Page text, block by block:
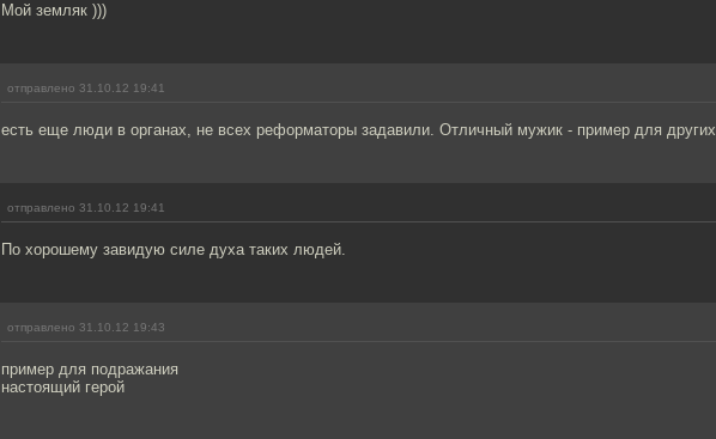
Мой земляк )))
отправлено 31.10.12 19:41
есть еще люди в органах, не всех реформаторы задавили. Отличный мужик - пример для других
отправлено 31.10.12 19:41
По хорошему завидую силе духа таких людей.
отправлено 31.10.12 19:43
пример для подражания
настоящий герой